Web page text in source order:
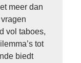
meer dan
vol taboes,
tot
biedt